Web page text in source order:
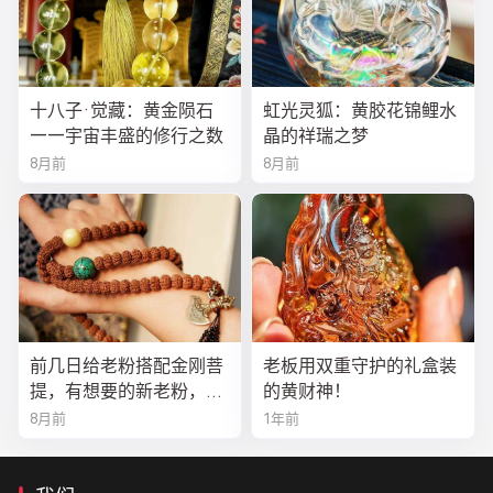
十八子·觉藏：黄金陨石
——宇宙丰盛的修行之数
8月前
虹光灵狐：黄胶花锦鲤水
晶的祥瑞之梦
8月前
前几日给老粉搭配金刚菩
提，有想要的新老粉，都
可以来排队
8月前
老板用双重守护的礼盒装
的黄财神！
1年前